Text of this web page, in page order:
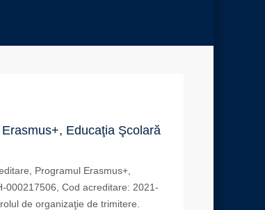
Educaţia Şcolară
Programul Erasmus+,
000217506, Cod acreditare: 2021-
de organizaţie de trimitere.